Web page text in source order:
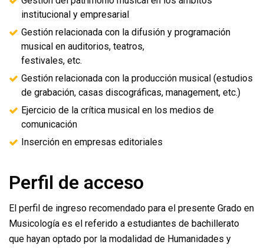
institucional y empresarial
Gestión relacionada con la difusión y programación
musical en auditorios, teatros,
festivales, etc.
Gestión relacionada con la producción musical (estudios
de grabación, casas discográficas, management, etc.)
Ejercicio de la crítica musical en los medios de
comunicación
Inserción en empresas editoriales
Perfil de acceso
El perfil de ingreso recomendado para el presente Grado en
Musicología es el referido a estudiantes de bachillerato
que hayan optado por la modalidad de Humanidades y